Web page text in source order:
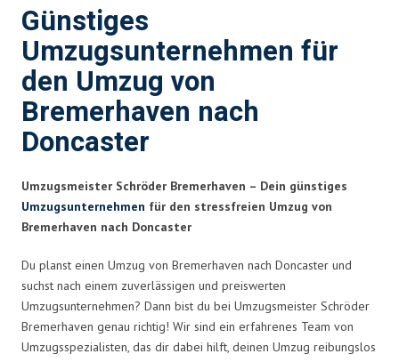
Günstiges
Umzugsunternehmen für
den Umzug von
Bremerhaven nach
Doncaster
Umzugsmeister Schröder Bremerhaven – Dein günstiges
Umzugsunternehmen für den stressfreien Umzug von
Bremerhaven nach Doncaster
Du planst einen Umzug von Bremerhaven nach Doncaster und
suchst nach einem zuverlässigen und preiswerten
Umzugsunternehmen? Dann bist du bei Umzugsmeister Schröder
Bremerhaven genau richtig! Wir sind ein erfahrenes Team von
Umzugsspezialisten, das dir dabei hilft, deinen Umzug reibungslos